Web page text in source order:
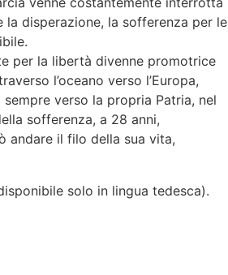
disperazione, la sofferenza per le
per la libertà divenne promotrice
l’oceano verso l’Europa,
verso la propria Patria, nel
sofferenza, a 28 anni,
andare il filo della sua vita,
solo in lingua tedesca).